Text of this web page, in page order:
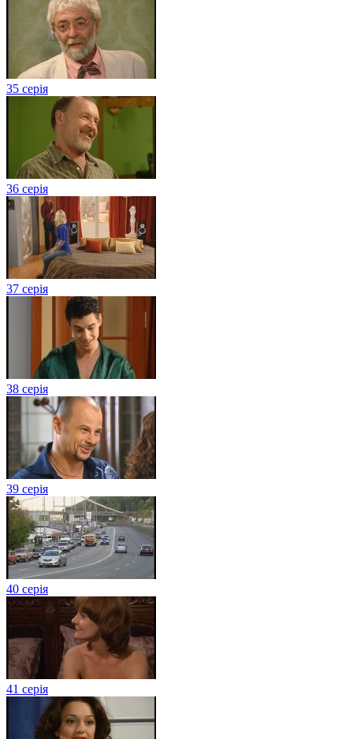
35 серія
36 серія
37 серія
38 серія
39 серія
40 серія
41 серія